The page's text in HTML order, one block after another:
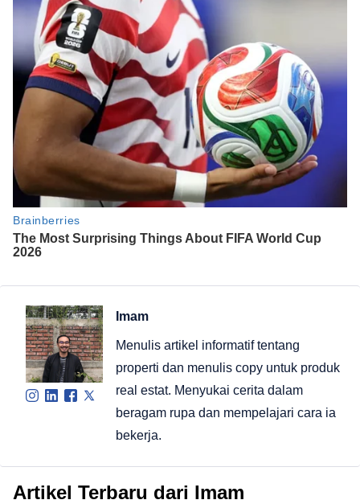
Imam
Menulis artikel informatif tentang
properti dan menulis copy untuk produk
real estat. Menyukai cerita dalam
beragam rupa dan mempelajari cara ia
bekerja.
Artikel Terbaru dari Imam